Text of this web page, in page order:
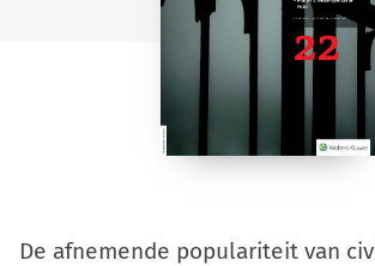
De afnemende populariteit van